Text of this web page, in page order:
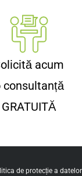
acum
consultanță
GRATUITĂ
de protecție a datelor